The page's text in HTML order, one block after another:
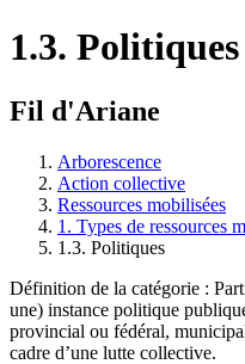
1.3. Politiques
Fil d'Ariane
Arborescence
Action collective
Ressources mobilisées
1. Types de ressources
1.3. Politiques
Définition de la catégorie :
une) instance politique
provincial ou fédéral,
cadre d’une lutte collective.